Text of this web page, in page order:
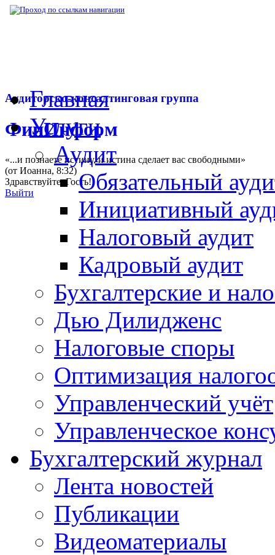
Аудиторско-консалтинговая группа
ФинИнформ
«...и познаете истину, и истина сделает вас свободными»
(от Иоанна, 8:32)
Здравствуйте,Гость!
Выйти
Главная
Услуги
Аудит
Обязательный
Инициативный
Налоговый аудит
Кадровый аудит
Бухгалтерские и
Дью Дилидженс
Налоговые споры
Оптимизация
Управленческий учёт
Управленческое
Бухгалтерский журнал
Лента новостей
Публикации
Видеоматериалы